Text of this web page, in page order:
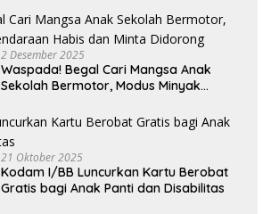
2 Desember 2025
Waspada! Begal Cari Mangsa Anak
Sekolah Bermotor, Modus Minyak
21 Oktober 2025
Kodam I/BB Luncurkan Kartu Berobat
Gratis bagi Anak Panti dan Disabilitas